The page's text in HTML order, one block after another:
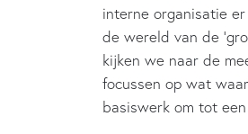
interne organisatie
de wereld van de
kijken we naar de
focussen op wat
basiswerk om tot